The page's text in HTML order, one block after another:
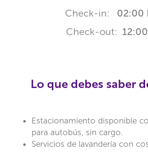
Check-in: 02:00
Check-out:
Lo que debes saber
Estacionamiento disponible
para autobús, sin cargo.
Servicios de lavandería con